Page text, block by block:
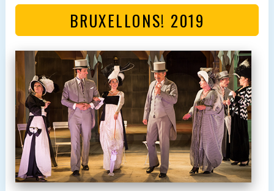
BRUXELLONS! 2019